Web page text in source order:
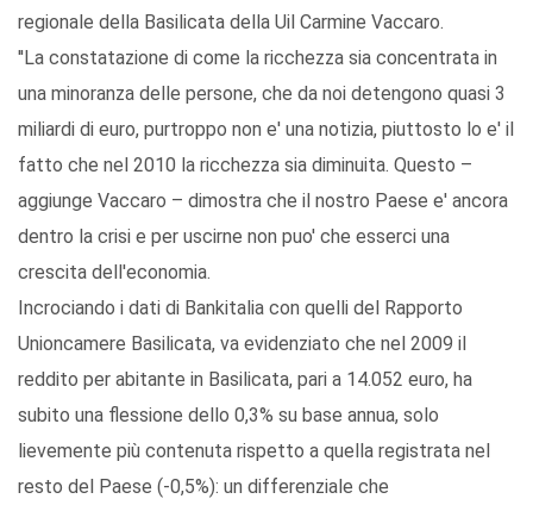
regionale della Basilicata della Uil Carmine Vaccaro.
''La constatazione di come la ricchezza sia concentrata in
una minoranza delle persone, che da noi detengono quasi 3
miliardi di euro, purtroppo non e' una notizia, piuttosto lo e' il
fatto che nel 2010 la ricchezza sia diminuita. Questo –
aggiunge Vaccaro – dimostra che il nostro Paese e' ancora
dentro la crisi e per uscirne non puo' che esserci una
crescita dell'economia.
Incrociando i dati di Bankitalia con quelli del Rapporto
Unioncamere Basilicata, va evidenziato che nel 2009 il
reddito per abitante in Basilicata, pari a 14.052 euro, ha
subito una flessione dello 0,3% su base annua, solo
lievemente più contenuta rispetto a quella registrata nel
resto del Paese (-0,5%): un differenziale che